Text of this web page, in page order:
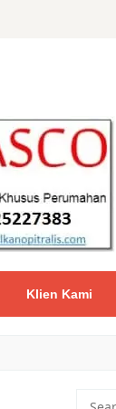
Klien Kami